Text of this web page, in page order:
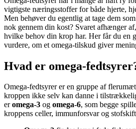
vigtigste næringsstoffer for både hjerte,
Men behøver du egentlig at tage dem
nok gennem din kost? Svaret afhænger
hvilke behov din krop har. Her får du en
vurdere, om et omega-tilskud giver
Hvad er omega-
Omega-fedtsyrer er en gruppe af
kroppen ikke selv kan danne i
eromega-3 og omega-6, som begge
kroppens celler, immunforsvar og